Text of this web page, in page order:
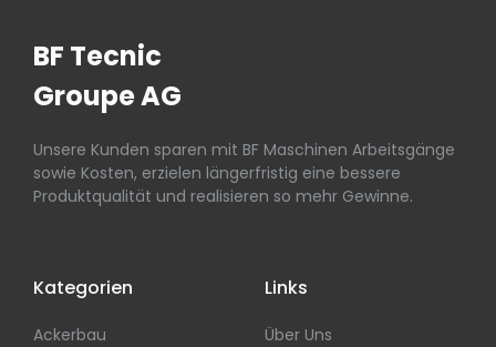
BF Tecnic
Groupe AG
Unsere Kunden sparen mit BF Maschinen Arbeitsgänge
sowie Kosten, erzielen längerfristig eine bessere
Produktqualität und realisieren so mehr Gewinne.
Kategorien
Ackerbau
Links
Über Uns